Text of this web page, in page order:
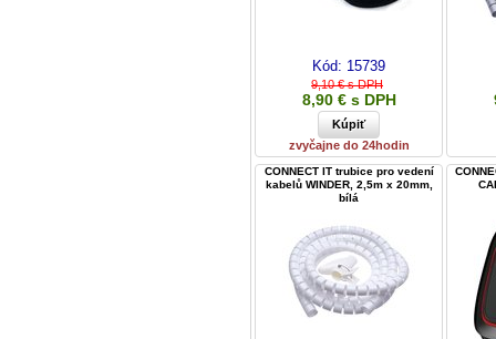
Kód: 15739
9,10 € s DPH
8,90 € s DPH
zvyčajne do 24hodin
CONNECT IT trubice pro vedení
kabelů WINDER, 2,5m x 20mm,
bílá